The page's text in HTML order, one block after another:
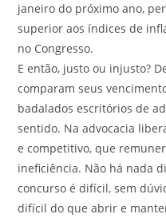
janeiro do próximo ano,
superior aos índices de
no Congresso.
E então, justo ou injusto?
comparam seus
badalados escritórios de
sentido. Na advocacia
e competitivo, que
ineficiência. Não há nada
concurso é difícil, sem
difícil do que abrir e